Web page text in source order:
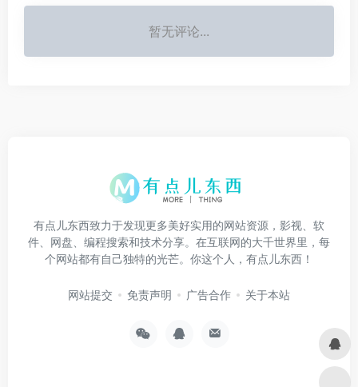
暂无评论...
有点儿东西致力于发现更多美好实用的网站资源，影视、软
件、网盘、编程搜索和技术分享。在互联网的大千世界里，每
个网站都有自己独特的光芒。你这个人，有点儿东西！
网站提交 免责声明 广告合作 关于本站